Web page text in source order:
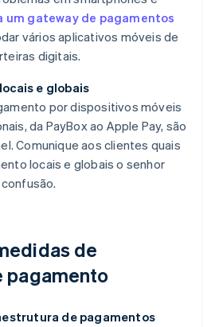
um gateway de pagamentos
vários aplicativos móveis de
digitais.
e globais
por dispositivos móveis
da PayBox ao Apple Pay, são
Comunique aos clientes quais
locais e globais o senhor
de
pagamento
de pagamentos